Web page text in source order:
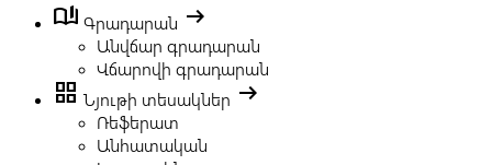
book_ribbon Գրադարան arrow_right_alt
Անվճար գրադարան
Վճարովի գրադարան
grid_view Նյութի տեսակներ arrow_right_alt
Ռեֆերատ
Անհատական